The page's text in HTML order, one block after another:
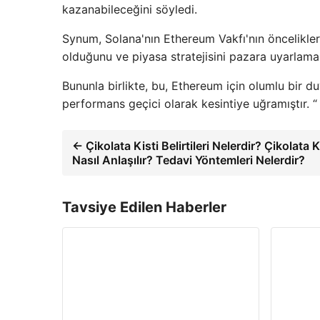
kazanabileceğini söyledi.
Synum, Solana'nın Ethereum Vakfı'nın
olduğunu ve piyasa stratejisini pazara
Bununla birlikte, bu, Ethereum için olumlu bir
performans geçici olarak kesintiye uğramıştır. “
← Çikolata Kisti Belirtileri Nelerdir? Çikolata
Nasıl Anlaşılır? Tedavi Yöntemleri Nelerdir?
Tavsiye Edilen Haberler